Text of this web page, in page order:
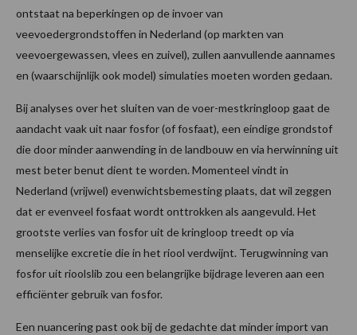
ontstaat na beperkingen op de invoer van
veevoedergrondstoffen in Nederland (op markten van
veevoergewassen, vlees en zuivel), zullen aanvullende aannames
en (waarschijnlijk ook model) simulaties moeten worden gedaan.
Bij analyses over het sluiten van de voer-mestkringloop gaat de
aandacht vaak uit naar fosfor (of fosfaat), een eindige grondstof
die door minder aanwending in de landbouw en via herwinning uit
mest beter benut dient te worden. Momenteel vindt in
Nederland (vrijwel) evenwichtsbemesting plaats, dat wil zeggen
dat er evenveel fosfaat wordt onttrokken als aangevuld. Het
grootste verlies van fosfor uit de kringloop treedt op via
menselijke excretie die in het riool verdwijnt. Terugwinning van
fosfor uit rioolslib zou een belangrijke bijdrage leveren aan een
efficiënter gebruik van fosfor.
Een nuancering past ook bij de gedachte dat minder import van